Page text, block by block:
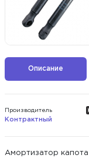
Описание
Производитель
Контрактный
Амортизатор капота